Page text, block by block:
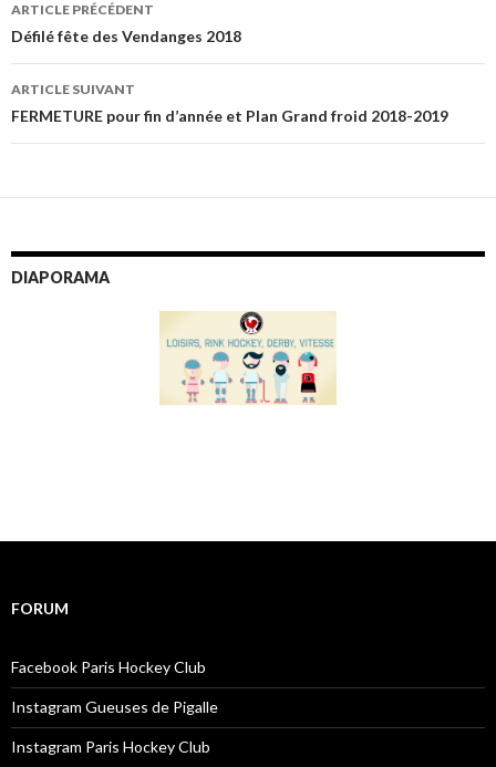
Navigation
des
articles
ARTICLE PRÉCÉDENT
Défilé fête des Vendanges 2018
ARTICLE SUIVANT
FERMETURE pour fin d’année et Plan Grand froid 2018-2019
DIAPORAMA
FORUM
Facebook Paris Hockey Club
Instagram Gueuses de Pigalle
Instagram Paris Hockey Club